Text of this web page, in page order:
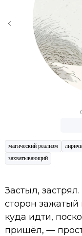
магический реализм
захватывающий
Застыл,
сторон зажатый
куда идти,
пришёл, —